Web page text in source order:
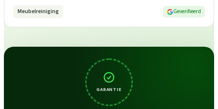
Meubelreiniging Geverifieerd
GARANTIE